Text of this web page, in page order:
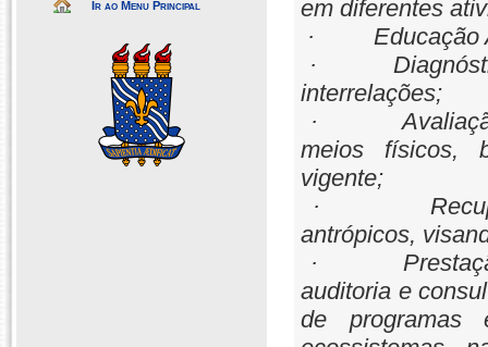
Ir ao Menu Principal
em diferentes
· Educação
· Diagnóstico
interrelações;
· Avaliação
meios físicos,
vigente;
·
antrópicos,
· Prestação
auditoria e
de programas